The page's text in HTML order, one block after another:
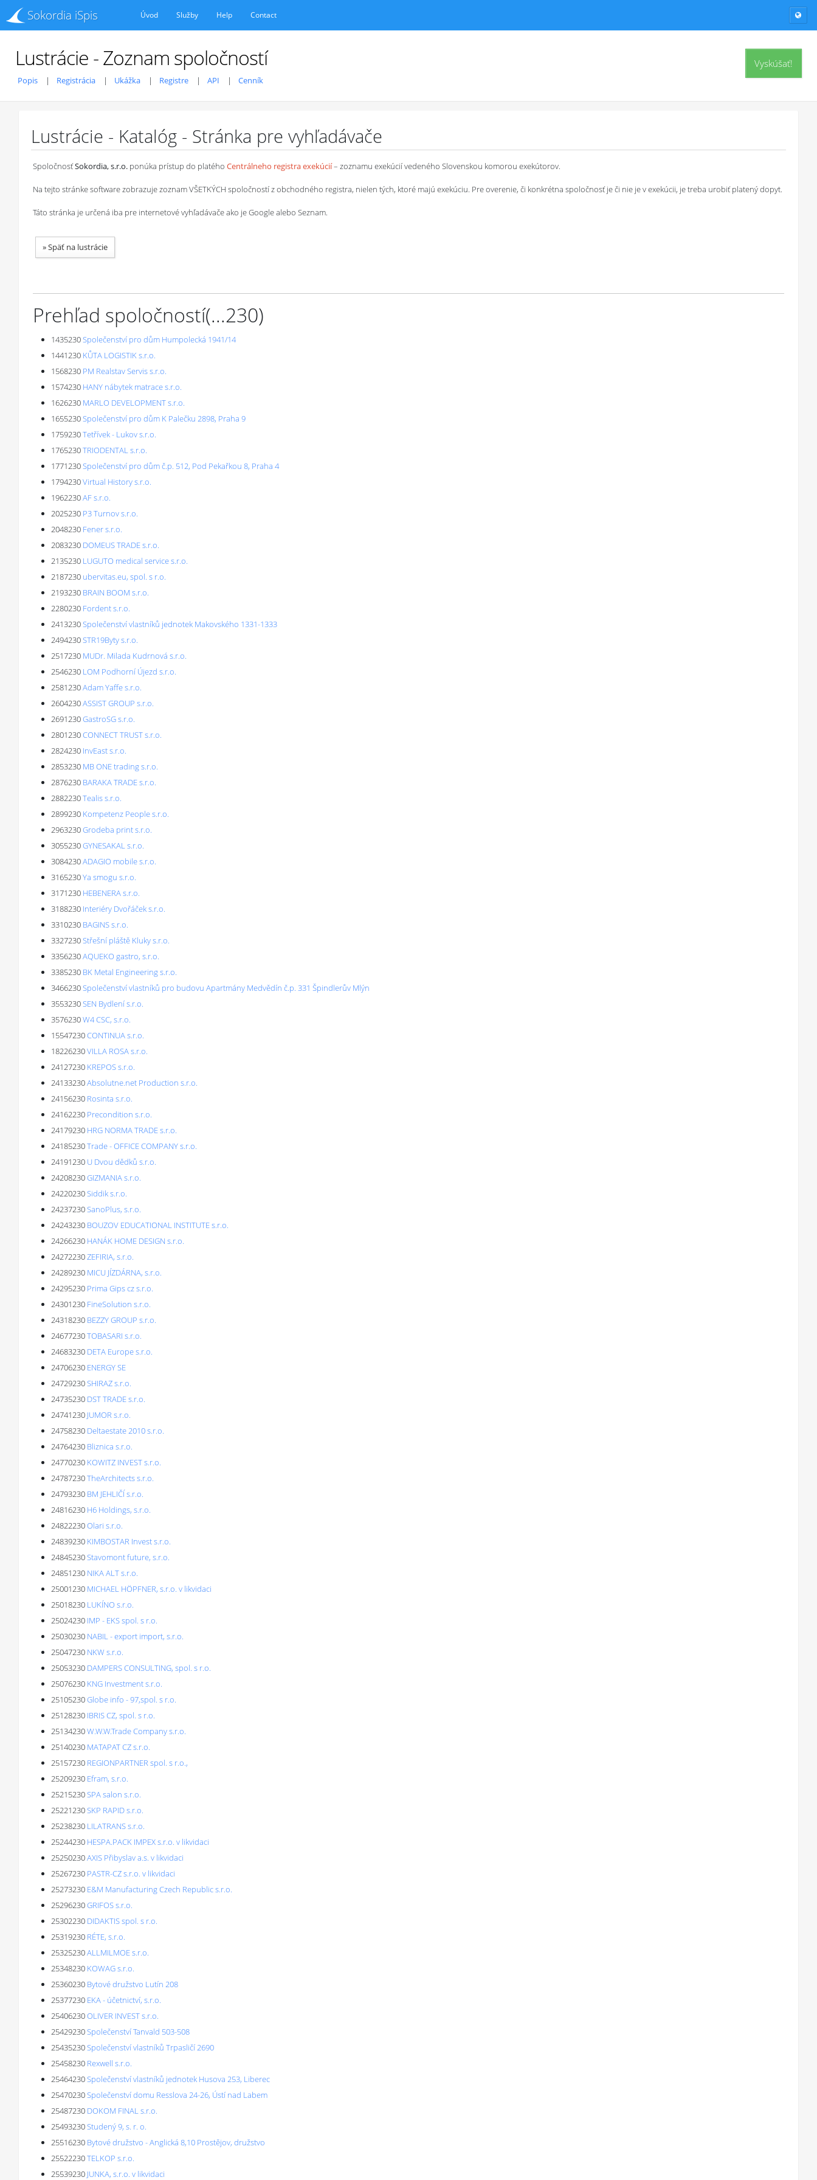
Sokordia iSpis Úvod Služby Help Contact
Vyskúšať!
Lustrácie - Zoznam spoločností
Popis Registrácia Ukážka Registre API Cenník
Lustrácie - Katalóg - Stránka pre vyhľadávače
SpoločnosťSokordia, s.r.o. ponúka prístup do platého Centrálneho registra exekúcií– zoznamu exekúcií vedeného Slovenskou komorou exekútorov.
Na tejto stránke software zobrazuje zoznam VŠETKÝCH spoločností z obchodného registra, nielen tých, ktoré majú exekúciu. Pre overenie, či konkrétna spoločnosť je či nie je v exekúcii, je treba urobiť platený dopyt.
Táto stránka je určená iba pre internetové vyhľadávače ako je Google alebo Seznam.
»Späť na lustrácie
Prehľad spoločností(...230)
1435230Společenství pro dům Humpolecká 1941/14
1441230 KŮTA LOGISTIK s.r.o.
1568230 PM Realstav Servis s.r.o.
1574230 HANY nábytek matrace s.r.o.
1626230 MARLO DEVELOPMENT s.r.o.
1655230Společenství pro dům K Palečku 2898, Praha 9
1759230Tetřívek - Lukov s.r.o.
1765230TRIODENTAL s.r.o.
1771230Společenství pro dům č.p. 512, Pod Pekařkou 8, Praha 4
1794230Virtual History s.r.o.
1962230AF s.r.o.
2025230 P3 Turnov s.r.o.
2048230 Fener s.r.o.
2083230 DOMEUS TRADE s.r.o.
2135230 LUGUTO medical service s.r.o.
2187230 ubervitas.eu, spol. s r.o.
2193230 BRAIN BOOM s.r.o.
2280230 Fordent s.r.o.
2413230Společenství vlastníků jednotek Makovského 1331-1333
2494230STR19Byty s.r.o.
2517230 MUDr. Milada Kudrnová s.r.o.
2546230 LOM Podhorní Újezd s.r.o.
2581230Adam Yaffe s.r.o.
2604230ASSIST GROUP s.r.o.
2691230GastroSG s.r.o.
2801230CONNECT TRUST s.r.o.
2824230 InvEast s.r.o.
2853230 MB ONE trading s.r.o.
2876230 BARAKA TRADE s.r.o.
2882230Tealis s.r.o.
2899230 Kompetenz People s.r.o.
2963230Grodeba print s.r.o.
3055230GYNESAKAL s.r.o.
3084230ADAGIO mobile s.r.o.
3165230Ya smogu s.r.o.
3171230 HEBENERA s.r.o.
3188230 Interiéry Dvořáček s.r.o.
3310230 BAGINS s.r.o.
3327230Střešní pláště Kluky s.r.o.
3356230AQUEKO gastro, s.r.o.
3385230 BK Metal Engineering s.r.o.
3466230Společenství vlastníků pro budovu Apartmány Medvědín č.p. 331 Špindlerův Mlýn
3553230SEN Bydlení s.r.o.
3576230W4 CSC, s.r.o.
15547230CONTINUA s.r.o.
18226230VILLA ROSA s.r.o.
24127230 KREPOS s.r.o.
24133230Absolutne.net Production s.r.o.
24156230 Rosinta s.r.o.
24162230 Precondition s.r.o.
24179230 HRG NORMA TRADE s.r.o.
24185230Trade - OFFICE COMPANY s.r.o.
24191230 U Dvou dědků s.r.o.
24208230GIZMANIA s.r.o.
24220230Siddik s.r.o.
24237230SanoPlus, s.r.o.
24243230 BOUZOV EDUCATIONAL INSTITUTE s.r.o.
24266230 HANÁK HOME DESIGN s.r.o.
24272230ZEFIRIA, s.r.o.
24289230 MICU JÍZDÁRNA, s.r.o.
24295230 Prima Gips cz s.r.o.
24301230 FineSolution s.r.o.
24318230 BEZZY GROUP s.r.o.
24677230TOBASARI s.r.o.
24683230 DETA Europe s.r.o.
24706230 ENERGY SE
24729230SHIRAZ s.r.o.
24735230 DST TRADE s.r.o.
24741230 JUMOR s.r.o.
24758230 Deltaestate 2010 s.r.o.
24764230 Bliznica s.r.o.
24770230 KOWITZ INVEST s.r.o.
24787230TheArchitects s.r.o.
24793230 BM JEHLIČÍ s.r.o.
24816230 H6 Holdings, s.r.o.
24822230Olari s.r.o.
24839230 KIMBOSTAR Invest s.r.o.
24845230Stavomont future, s.r.o.
24851230 NIKA ALT s.r.o.
25001230 MICHAEL HÖPFNER, s.r.o. v likvidaci
25018230 LUKÍNO s.r.o.
25024230 IMP - EKS spol. s r.o.
25030230 NABIL - export import, s.r.o.
25047230 NKW s.r.o.
25053230 DAMPERS CONSULTING, spol. s r.o.
25076230 KNG Investment s.r.o.
25105230Globe info - 97,spol. s r.o.
25128230 IBRIS CZ, spol. s r.o.
25134230W.W.W.Trade Company s.r.o.
25140230 MATAPAT CZ s.r.o.
25157230 REGIONPARTNER spol. s r.o.,
25209230 Efram, s.r.o.
25215230SPA salon s.r.o.
25221230SKP RAPID s.r.o.
25238230 LILATRANS s.r.o.
25244230 HESPA.PACK IMPEX s.r.o. v likvidaci
25250230AXIS Přibyslav a.s. v likvidaci
25267230 PASTR-CZ s.r.o. v likvidaci
25273230 E&M Manufacturing Czech Republic s.r.o.
25296230GRIFOS s.r.o.
25302230 DIDAKTIS spol. s r.o.
25319230 RÉTE, s.r.o.
25325230ALLMILMOE s.r.o.
25348230 KOWAG s.r.o.
25360230 Bytové družstvo Lutín 208
25377230 EKA - účetnictví, s.r.o.
25406230OLIVER INVEST s.r.o.
25429230Společenství Tanvald 503-508
25435230Společenství vlastníků Trpasličí 2690
25458230 Rexwell s.r.o.
25464230Společenství vlastníků jednotek Husova 253, Liberec
25470230Společenství domu Resslova 24-26, Ústí nad Labem
25487230 DOKOM FINAL s.r.o.
25493230Studený 9, s. r. o.
25516230 Bytové družstvo - Anglická 8,10 Prostějov, družstvo
25522230TELKOP s.r.o.
25539230 JUNKA, s.r.o. v likvidaci